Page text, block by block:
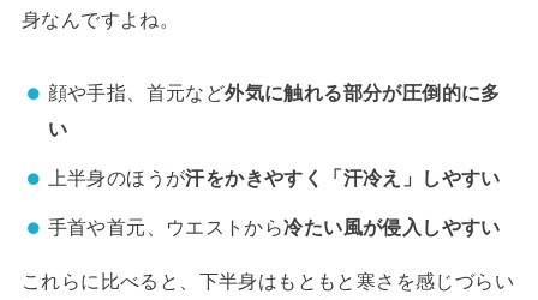
身なんですよね。
顔や手指、首元など外気に触れる部分が圧倒的に多
い
上半身のほうが汗をかきやすく「汗冷え」しやすい
手首や首元、ウエストから冷たい風が侵入しやすい
これらに比べると、下半身はもともと寒さを感じづらい